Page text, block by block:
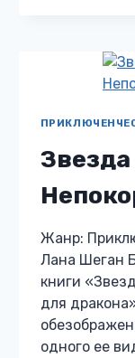
Жанр:
Лана Шеган
книги
для
одного ее